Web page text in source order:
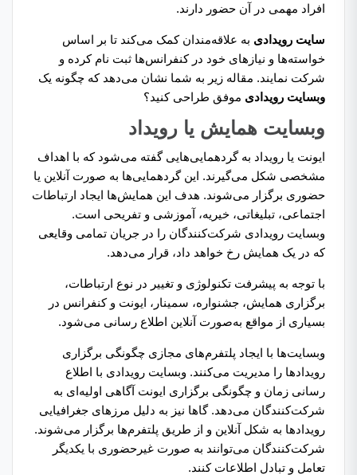
افراد مهمی در آن حضور دارند.
سایت‌ رویدادی به علاقه‌مندان کمک می‌کند تا بر اساس
خواسته‌ها و نیازهای خود در کنفرانس‌ها ثبت نام کرده و
شرکت نمایند. مقاله زیر به شما نشان می‌دهد که چگونه یک
وبسایت رویدادی موفق طراحی کنید؟
وبسایت همایش یا رویداد
ایونت یا رویداد به گردهمایی‌هایی گفته می‌شود که با اهداف
مشخصی شکل می‌گیرند. این گردهمایی‌ها به صورت آنلاین یا
حضوری برگزار می‌شوند. هدف این همایش‌‌ها ایجاد ارتباطات
اجتماعی، تبلیغاتی، خیریه، آموزشی و تفریحی است.
وبسایت رویدادی شرکت‌کنندگان را در جریان تمامی وقایعی
که در یک همایش رخ خواهد داد، قرار می‌دهد.
با توجه به پیشرفت تکنولوژی و تغییر در نوع ارتباطات،
برگزاری همایش، جشنواره، سمینار، ایونت و کنفرانس در
بسیاری از مواقع به‌صورت آنلاین اطلاع رسانی می‌شود.
وبسایت‌ها با ایجاد پلتفرم‌های مجازی چگونگی برگزاری
رویدادها را مدیریت می‌کنند. وبسایت رویدادی با اطلاع
رسانی زمان و چگونگی برگزاری ایونت‌ آگاهی اولیه‌ای به
شرکت‌کنندگان می‌دهد. گاها نیز به دلیل مرزهای جغرافیایی
رویدادها به شکل آنلاین و از طریق پلتفرم‌ها برگزار می‌شوند.
شرکت‌کنندگان می‌توانند به صورت غیرحضوری با یکدیگر
تعامل و تبادل اطلاعات کنند.